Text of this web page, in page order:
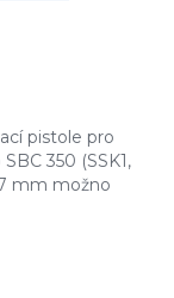
pistole pro
350 (SSK1,
7 mm možno